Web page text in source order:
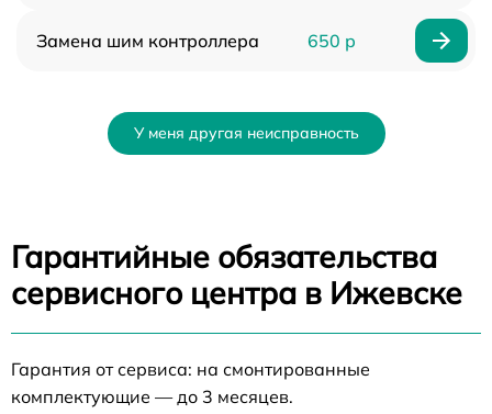
Замена шим контроллера 650 р
У меня другая неисправность
Гарантийные обязательства
сервисного центра в Ижевске
Гарантия от сервиса: на смонтированные
комплектующие — до 3 месяцев.